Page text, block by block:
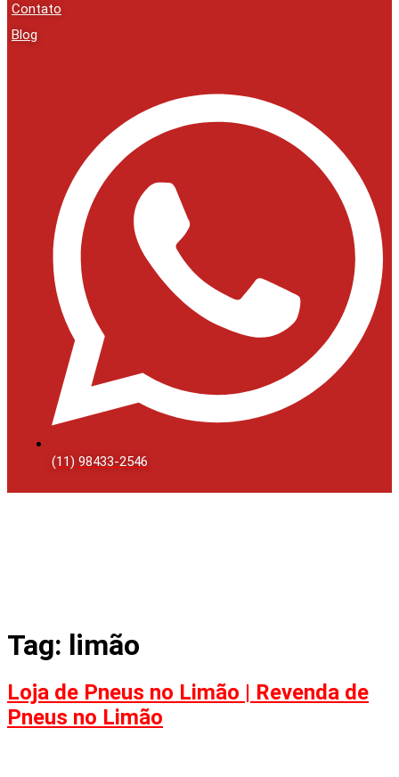
Contato
Blog
(11) 98433-2546
Tag: limão
Loja de Pneus no Limão | Revenda de
Pneus no Limão